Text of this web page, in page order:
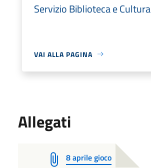
Servizio Biblioteca e Cultura
VAI ALLA PAGINA
Allegati
8 aprile gioco